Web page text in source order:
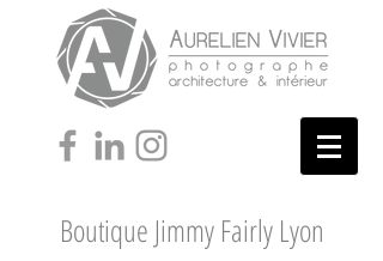
Boutique Jimmy Fairly Lyon